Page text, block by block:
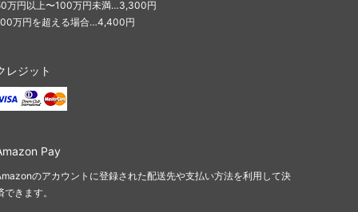
万円以上〜100万円未満…3,300円
万円を超える場合…4,400円
レジット
Pay
のアカウントに登録された配送先や支払い方法を利用して決
できます。